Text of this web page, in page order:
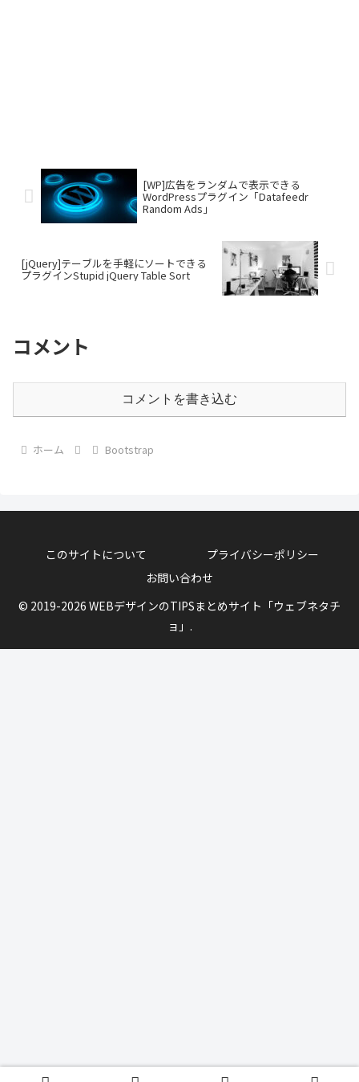
[WP]広告をランダムで表示できる
WordPressプラグイン「Datafeedr
Random Ads」
[jQuery]テーブルを手軽にソートできる
プラグインStupid jQuery Table Sort
コメント
コメントを書き込む
ホーム Bootstrap
このサイトについて
プライバシーポリシー
お問い合わせ
© 2019-2026 WEBデザインのTIPSまとめサイト「ウェブネタチ
ョ」.